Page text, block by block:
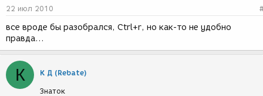
22 июл 2010
все вроде бы разобрался, Ctrl+r, но как-то не удобно
правда...
К К Д (Rebate)
Знаток